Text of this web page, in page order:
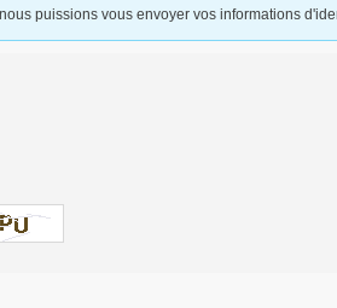
puissions vous envoyer vos informations